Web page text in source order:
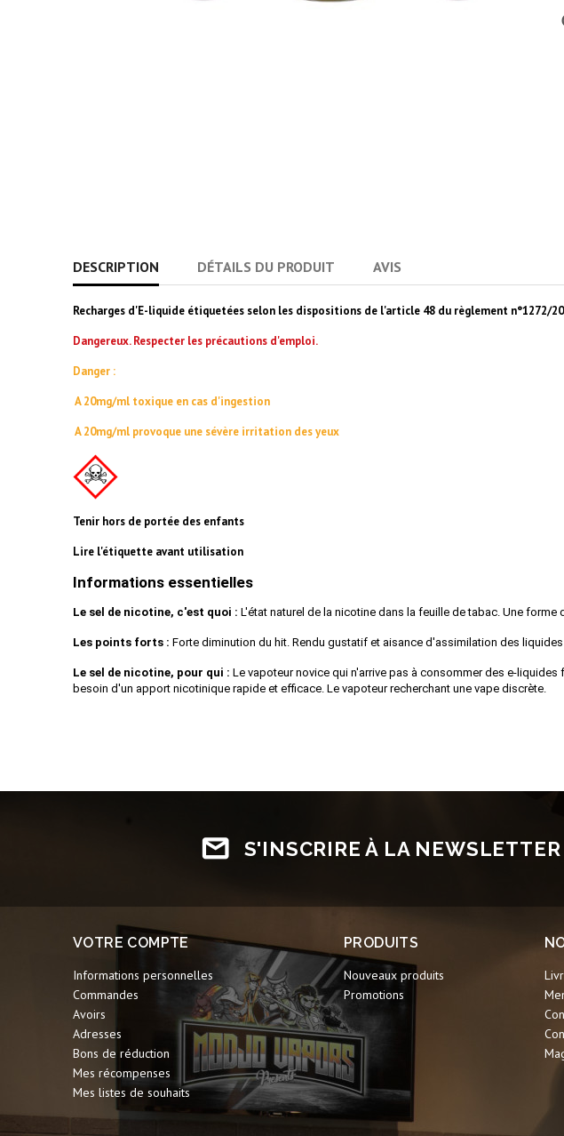
DESCRIPTION DÉTAILS DU PRODUIT AVIS
Recharges d'E-liquide étiquetées selon les dispositions de l'article 48 du règlement n°1272/
Dangereux. Respecter les précautions d'emploi.
Danger :
A 20mg/ml toxique en cas d'ingestion
A 20mg/ml provoque une sévère irritation des yeux
Tenir hors de portée des enfants
Lire l'étiquette avant utilisation
Informations essentielles
Le sel de nicotine, c'est quoi : L'état naturel de la nicotine dans la feuille de tabac. Une
Les points forts : Forte diminution du hit. Rendu gustatif et aisance d'assimilation des
Le sel de nicotine, pour qui : Le vapoteur novice qui n'arrive pas à consommer des e-
besoin d'un apport nicotinique rapide et efficace. Le vapoteur recherchant une vape discrète.
S'INSCRIRE À LA NEWSLETTER
VOTRE COMPTE
Informations personnelles
Commandes
Avoirs
Adresses
Bons de réduction
Mes récompenses
Mes listes de souhaits
PRODUITS
Nouveaux produits
Promotions